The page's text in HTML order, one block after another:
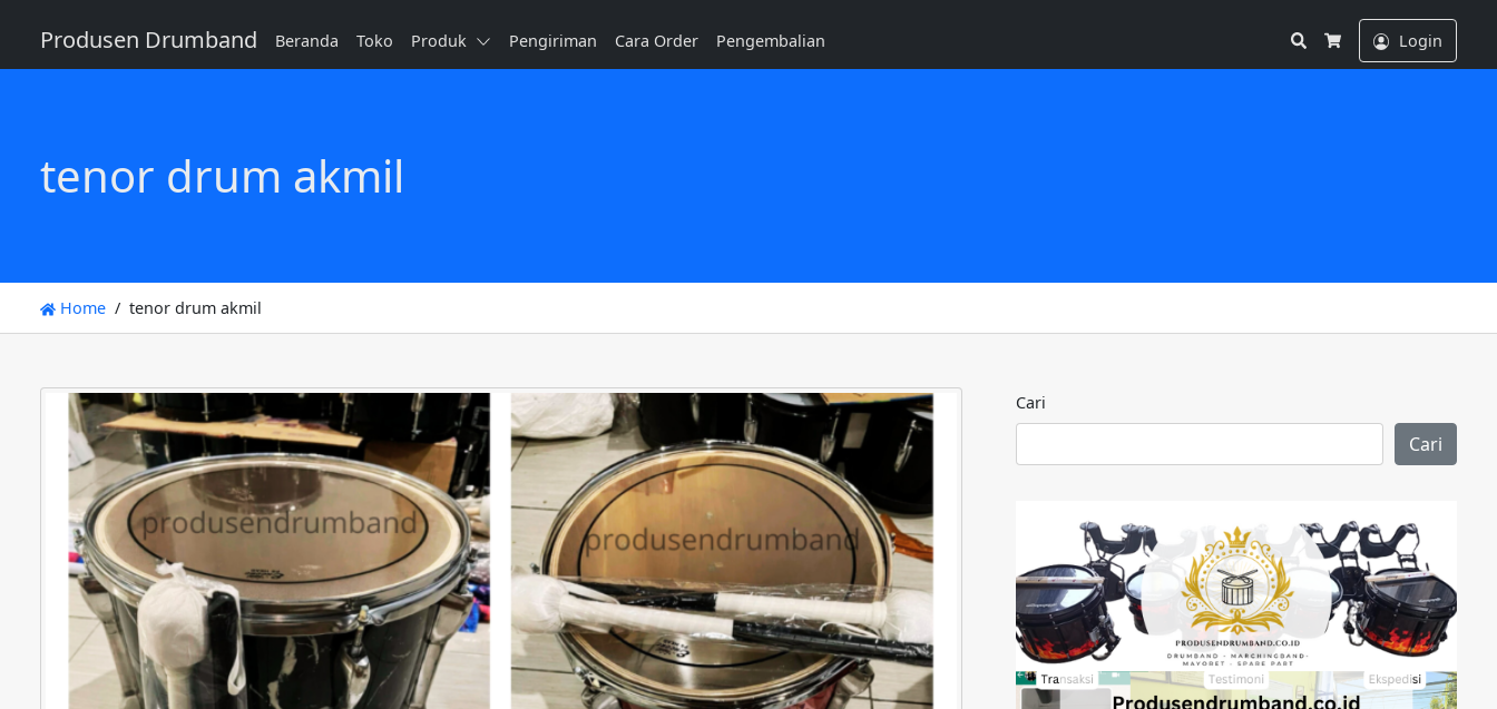
Produsen Drumband Beranda Toko Produk Pengiriman Cara Order Pengembalian
Search
Cart
Login
tenor drum akmil
Home tenor drum akmil
Cari
Cari